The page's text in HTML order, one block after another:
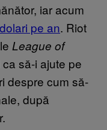
iar acum
pe an. Riot
League of
să-i ajute pe
despre cum să-
după